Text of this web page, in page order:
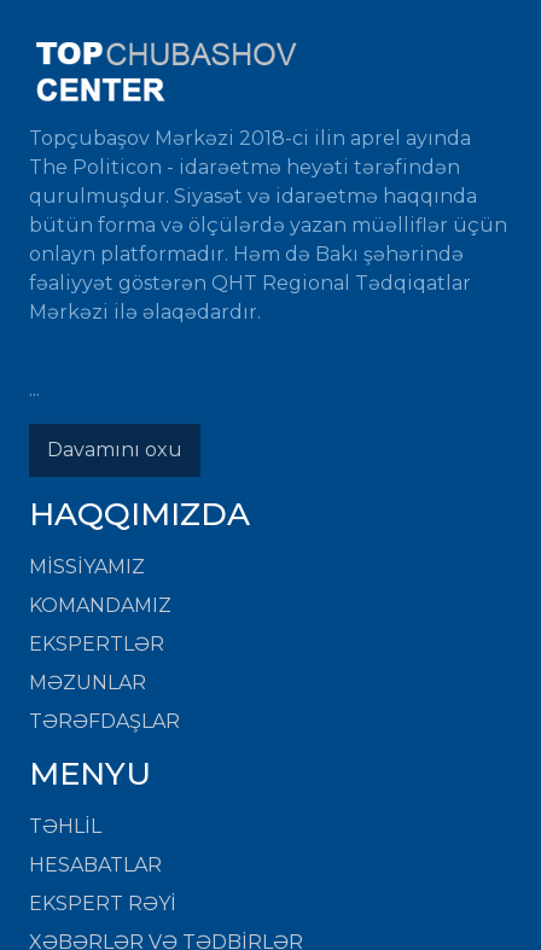
Topçubaşov Mərkəzi 2018-ci ilin aprel ayında
The Politicon - idarəetmə heyəti tərəfindən
qurulmuşdur. Siyasət və idarəetmə haqqında
bütün forma və ölçülərdə yazan müəlliflər üçün
onlayn platformadır. Həm də Bakı şəhərində
fəaliyyət göstərən QHT Regional Tədqiqatlar
Mərkəzi ilə əlaqədardır.
...
Davamını oxu
HAQQIMIZDA
MISSIYAMIZ
KOMANDAMIZ
EKSPERTLƏR
MƏZUNLAR
TƏRƏFDAŞLAR
MENYU
TƏHLİL
HESABATLAR
EKSPERT RƏYİ
XƏBƏRLƏR VƏ TƏDBİRLƏR